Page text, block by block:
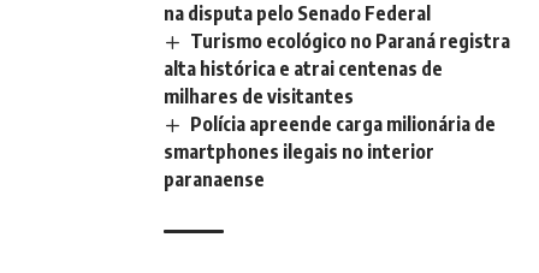
na disputa pelo Senado Federal
Turismo ecológico no Paraná registra
alta histórica e atrai centenas de
milhares de visitantes
Polícia apreende carga milionária de
smartphones ilegais no interior
paranaense